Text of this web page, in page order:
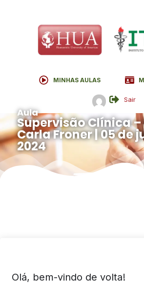
MINHAS AULAS
Sair
Aula
Supervisão Clínica –
Carla Froner | 05 de
2024
Olá, bem-vindo de volta!